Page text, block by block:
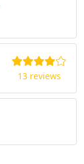
13 reviews